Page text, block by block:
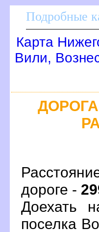
Подробные
Карта
или,
дороге -
Доехать
поселка